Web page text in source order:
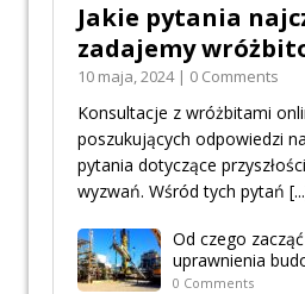
Jakie pytania
zadajemy
10 maja, 2024 | 0 Comments
Konsultacje z wróżbitami
poszukujących odpowiedzi
pytania dotyczące
wyzwań. Wśród tych pytań
Od czego
uprawnienia
0 Comments